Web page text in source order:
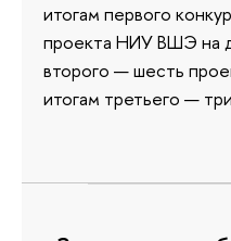
итогам первого
проекта НИУ ВШЭ на
второго — шесть
итогам третьего —